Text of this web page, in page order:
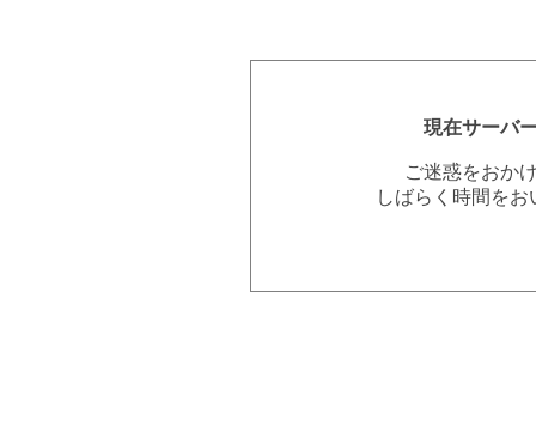
現在サーバ
ご迷惑をおか
しばらく時間を